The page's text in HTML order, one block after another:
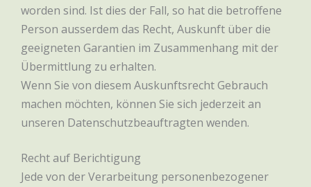
worden sind. Ist dies der Fall, so hat die betroffene
Person ausserdem das Recht, Auskunft über die
geeigneten Garantien im Zusammenhang mit der
Übermittlung zu erhalten.
Wenn Sie von diesem Auskunftsrecht Gebrauch
machen möchten, können Sie sich jederzeit an
unseren Datenschutzbeauftragten wenden.
Recht auf Berichtigung
Jede von der Verarbeitung personenbezogener